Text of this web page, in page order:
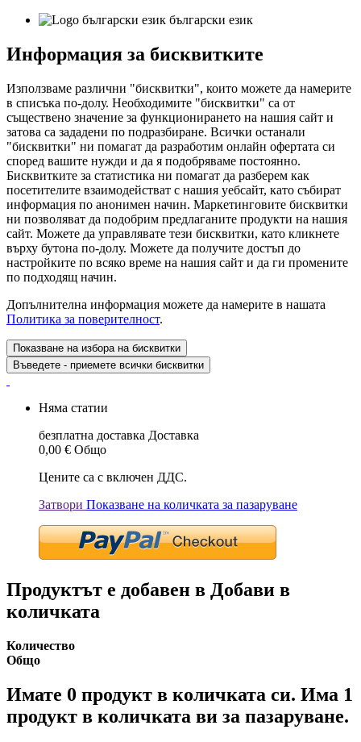
български език
Информация за бисквитките
Използваме различни "бисквитки", които можете да намерите
в списъка по-долу. Необходимите "бисквитки" са от
съществено значение за функционирането на нашия сайт и
затова са зададени по подразбиране. Всички останали
"бисквитки" ни помагат да разработим онлайн офертата си
според вашите нужди и да я подобряваме постоянно.
Бисквитките за статистика ни помагат да разберем как
посетителите взаимодействат с нашия уебсайт, като събират
информация по анонимен начин. Маркетинговите бисквитки
ни позволяват да подобрим предлаганите продукти на нашия
сайт. Можете да управлявате тези бисквитки, като кликнете
върху бутона по-долу. Можете да получите достъп до
настройките по всяко време на нашия сайт и да ги промените
по подходящ начин.
Допълнителна информация можете да намерите в нашата
Политика за поверителност.
Показване на избора на бисквитки
Въведете - приемете всички бисквитки
Няма статии
безплатна доставка Доставка
0,00 € Общо
Цените са с включен ДДС.
Затвори Показване на количката за пазаруване
Продуктът е добавен в Добави в
количката
Количество
Общо
Имате 0 продукт в количката си. Има 1
продукт в количката ви за пазаруване.